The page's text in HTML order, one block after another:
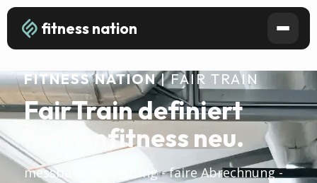
fitness nation
FITNESS NATION| FAIR TRAIN
FairTrain definiert
Firmenfitness neu.
messbare Aktivierung - faire Abrechnung -